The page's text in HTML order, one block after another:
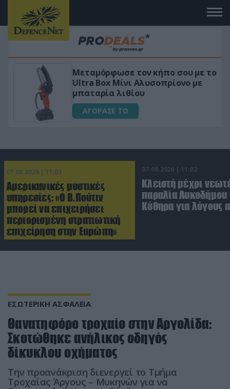
«Μαγική» φόρμουλα τριβόλι + VIP
για αύξηση της λίμπιντο
ΑΓΟΡΑΣΕ ΤΟ
07.08.2026 | 11:02
Αμερικανικές μυστικές
υπηρεσίες: «Ο Β.Πούτιν
μπορεί να επιχειρήσει
περιορισμένη στρατιωτική
επιχείρηση στην Ευρώπη»
07.08.2026 | 11:02
Κλειστή μέχρι
παραλία Λυκοδήμου
Κύθηρα για λόγους
ΕΣΩΤΕΡΙΚΗ ΑΣΦΑΛΕΙΑ
Θανατηφόρο τροχαίο στην Αργολίδα:
Σκοτώθηκε ανήλικος οδηγός
δίκυκλου οχήματος
Την προανάκριση διενεργεί το Τμήμα
Τροχαίας Άργους – Μυκηνών για να